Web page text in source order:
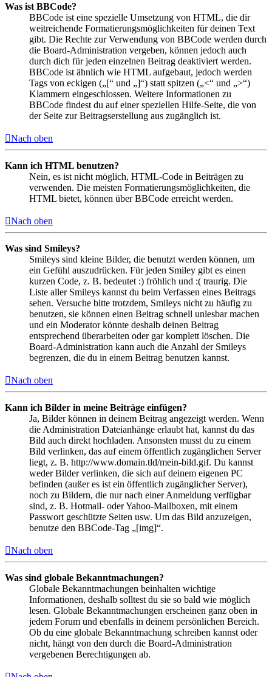
Was ist BBCode?
BBCode ist eine spezielle Umsetzung von HTML, die dir
weitreichende Formatierungsmöglichkeiten für deinen Text
gibt. Die Rechte zur Verwendung von BBCode werden durch
die Board-Administration vergeben, können jedoch auch
durch dich für jeden einzelnen Beitrag deaktiviert werden.
BBCode ist ähnlich wie HTML aufgebaut, jedoch werden
Tags von eckigen („[“ und „]“) statt spitzen („<“ und „>“)
Klammern eingeschlossen. Weitere Informationen zu
BBCode findest du auf einer speziellen Hilfe-Seite, die von
der Seite zur Beitragserstellung aus zugänglich ist.
Nach oben
Kann ich HTML benutzen?
Nein, es ist nicht möglich, HTML-Code in Beiträgen zu
verwenden. Die meisten Formatierungsmöglichkeiten, die
HTML bietet, können über BBCode erreicht werden.
Nach oben
Was sind Smileys?
Smileys sind kleine Bilder, die benutzt werden können, um
ein Gefühl auszudrücken. Für jeden Smiley gibt es einen
kurzen Code, z. B. bedeutet :) fröhlich und :( traurig. Die
Liste aller Smileys kannst du beim Verfassen eines Beitrags
sehen. Versuche bitte trotzdem, Smileys nicht zu häufig zu
benutzen, sie können einen Beitrag schnell unlesbar machen
und ein Moderator könnte deshalb deinen Beitrag
entsprechend überarbeiten oder gar komplett löschen. Die
Board-Administration kann auch die Anzahl der Smileys
begrenzen, die du in einem Beitrag benutzen kannst.
Nach oben
Kann ich Bilder in meine Beiträge einfügen?
Ja, Bilder können in deinem Beitrag angezeigt werden. Wenn
die Administration Dateianhänge erlaubt hat, kannst du das
Bild auch direkt hochladen. Ansonsten musst du zu einem
Bild verlinken, das auf einem öffentlich zugänglichen Server
liegt, z. B. http://www.domain.tld/mein-bild.gif. Du kannst
weder Bilder verlinken, die sich auf deinem eigenen PC
befinden (außer es ist ein öffentlich zugänglicher Server),
noch zu Bildern, die nur nach einer Anmeldung verfügbar
sind, z. B. Hotmail- oder Yahoo-Mailboxen, mit einem
Passwort geschützte Seiten usw. Um das Bild anzuzeigen,
benutze den BBCode-Tag „[img]“.
Nach oben
Was sind globale Bekanntmachungen?
Globale Bekanntmachungen beinhalten wichtige
Informationen, deshalb solltest du sie so bald wie möglich
lesen. Globale Bekanntmachungen erscheinen ganz oben in
jedem Forum und ebenfalls in deinem persönlichen Bereich.
Ob du eine globale Bekanntmachung schreiben kannst oder
nicht, hängt von den durch die Board-Administration
vergebenen Berechtigungen ab.